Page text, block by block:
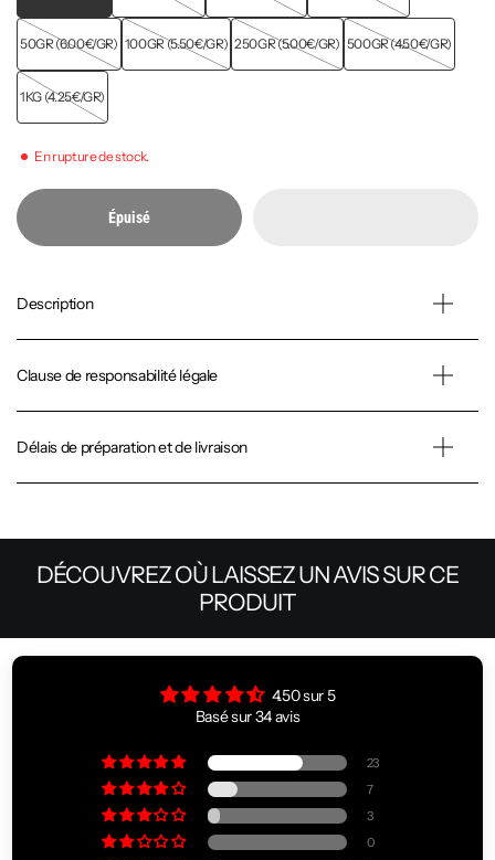
50GR (6.00€/GR) 100GR (5.50€/GR) 250GR (5.00€/GR) 500GR (4.50€/GR)
1KG (4.25€/GR)
En rupture de stock.
Épuisé
Description
Clause de responsabilité légale
Délais de préparation et de livraison
DÉCOUVREZ OÙ LAISSEZ UN AVIS SUR CE
PRODUIT
4.50 sur 5
Basé sur 34 avis
23
7
3
0